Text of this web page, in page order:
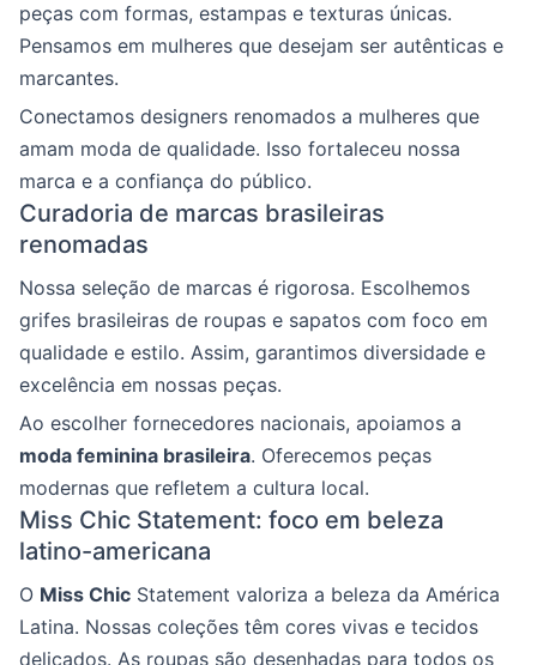
peças com formas, estampas e texturas únicas.
Pensamos em mulheres que desejam ser autênticas e
marcantes.
Conectamos designers renomados a mulheres que
amam moda de qualidade. Isso fortaleceu nossa
marca e a confiança do público.
Curadoria de marcas brasileiras
renomadas
Nossa seleção de marcas é rigorosa. Escolhemos
grifes brasileiras de roupas e sapatos com foco em
qualidade e estilo. Assim, garantimos diversidade e
excelência em nossas peças.
Ao escolher fornecedores nacionais, apoiamos a
moda feminina brasileira. Oferecemos peças
modernas que refletem a cultura local.
Miss Chic Statement: foco em beleza
latino-americana
O Miss Chic Statement valoriza a beleza da América
Latina. Nossas coleções têm cores vivas e tecidos
delicados. As roupas são desenhadas para todos os